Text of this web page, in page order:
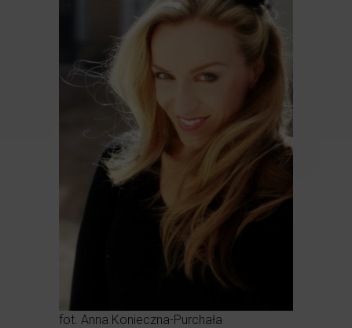
fot. Anna Konieczna-Purchała